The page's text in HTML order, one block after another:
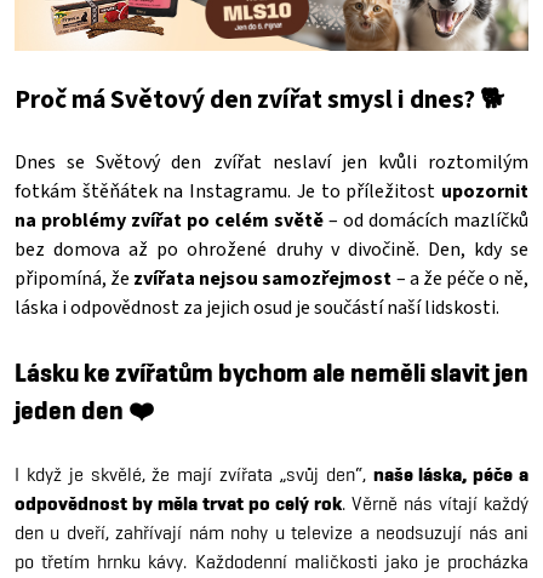
Proč má Světový den zvířat smysl i dnes? 🐕
Dnes se Světový den zvířat neslaví jen kvůli roztomilým
fotkám štěňátek na Instagramu. Je to příležitost upozornit
na problémy zvířat po celém světě– od domácích mazlíčků
bez domova až po ohrožené druhy v divočině. Den, kdy se
připomíná, že zvířata nejsou samozřejmost– a že péče o ně,
láska i odpovědnost za jejich osud je součástí naší lidskosti.
Lásku ke zvířatům bychom ale neměli slavit jen
jeden den ❤️
I když je skvělé, že mají zvířata „svůj den“, naše láska, péče a
odpovědnost by měla trvat po celý rok. Věrně nás vítají každý
den u dveří, zahřívají nám nohy u televize a neodsuzují nás ani
po třetím hrnku kávy. Každodenní maličkosti jako je procházka